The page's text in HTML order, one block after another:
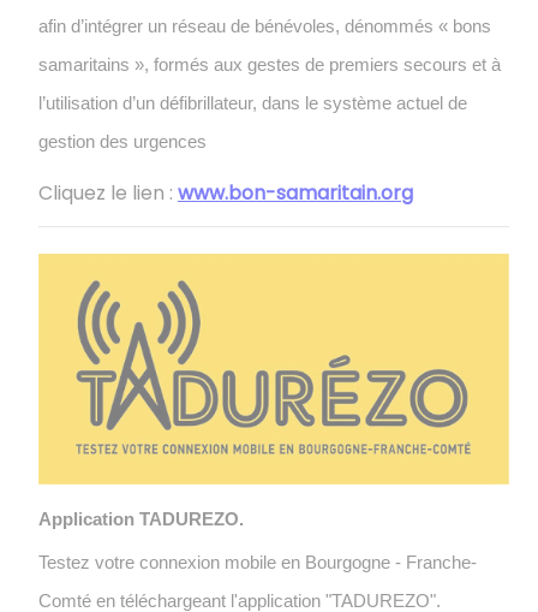
afin d’intégrer un réseau de bénévoles, dénommés « bons
samaritains », formés aux gestes de premiers secours et à
l’utilisation d’un défibrillateur, dans le système actuel de
gestion des urgences
Cliquez le lien : www.bon-samaritain.org
Application TADUREZO.
Testez votre connexion mobile en Bourgogne - Franche-
Comté en téléchargeant l'application "TADUREZO".